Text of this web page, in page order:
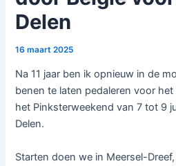
Delen
16 maart 2025
Na 11 jaar ben ik opnieuw in de
benen te laten pedaleren voor
het Pinksterweekend van 7 tot 9
Delen.
Starten doen we in Meersel-